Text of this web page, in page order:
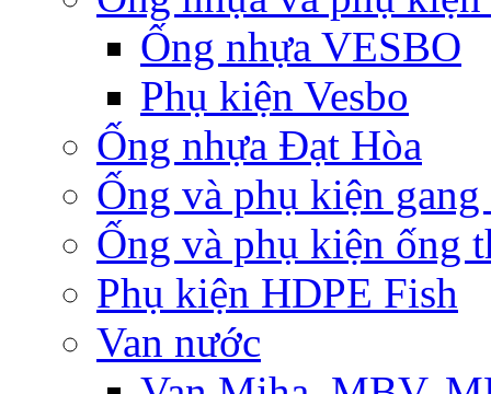
Ống nhựa VESBO
Phụ kiện Vesbo
Ống nhựa Đạt Hòa
Ống và phụ kiện gang
Ống và phụ kiện ống
Phụ kiện HDPE Fish
Van nước